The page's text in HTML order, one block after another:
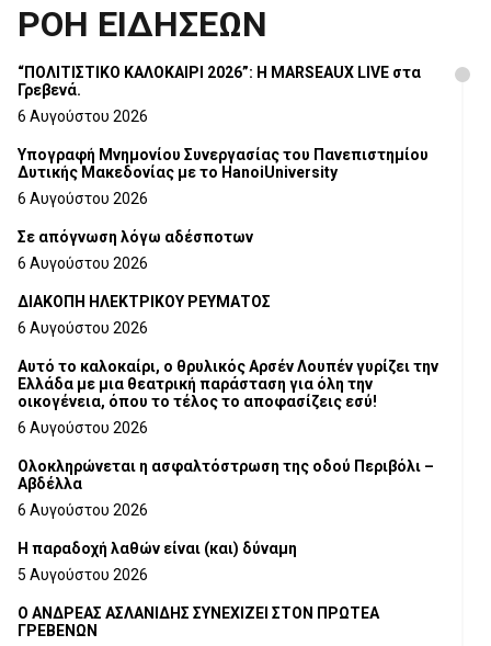
ΡΟΗ ΕΙΔΗΣΕΩΝ
“ΠΟΛΙΤΙΣΤΙΚΟ ΚΑΛΟΚΑΙΡΙ 2026”: Η MARSEAUX LIVE στα
Γρεβενά.
6 Αυγούστου 2026
Υπογραφή Μνημονίου Συνεργασίας του Πανεπιστημίου
Δυτικής Μακεδονίας με το HanoiUniversity
6 Αυγούστου 2026
Σε απόγνωση λόγω αδέσποτων
6 Αυγούστου 2026
ΔΙΑΚΟΠΗ ΗΛΕΚΤΡΙΚΟΥ ΡΕΥΜΑΤΟΣ
6 Αυγούστου 2026
Αυτό το καλοκαίρι, ο θρυλικός Αρσέν Λουπέν γυρίζει την
Ελλάδα με μια θεατρική παράσταση για όλη την
οικογένεια, όπου το τέλος το αποφασίζεις εσύ!
6 Αυγούστου 2026
Ολοκληρώνεται η ασφαλτόστρωση της οδού Περιβόλι –
Αβδέλλα
6 Αυγούστου 2026
H παραδοχή λαθών είναι (και) δύναμη
5 Αυγούστου 2026
Ο ΑΝΔΡΕΑΣ ΑΣΛΑΝΙΔΗΣ ΣΥΝΕΧΙΖΕΙ ΣΤΟΝ ΠΡΩΤΕΑ
ΓΡΕΒΕΝΩΝ